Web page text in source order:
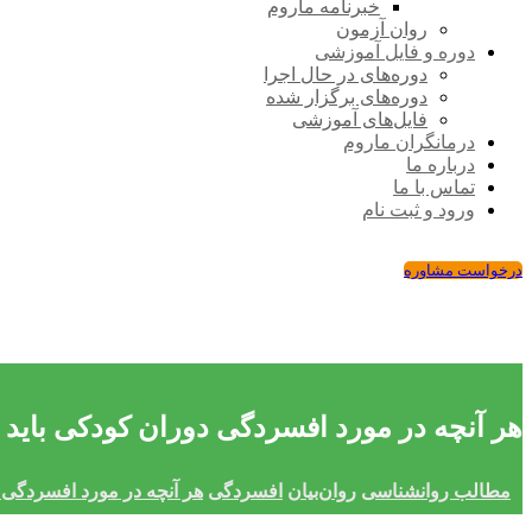
خبرنامه ماروم
روان آزمون
دوره و فایل آموزشی
دوره‌های در حال اجرا
دوره‌های برگزار شده
فایل‌های آموزشی
درمانگران ماروم
درباره ما
تماس با ما
ورود و ثبت نام
درخواست مشاوره
هر آنچه در مورد افسردگی دوران کودکی باید
مطالب روانشناسی روان‌بیان افسردگی هر آنچه در مورد افسردگی